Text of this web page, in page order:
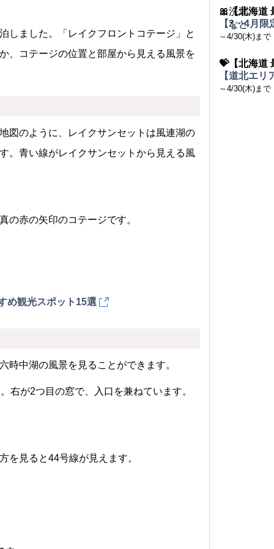
しました。「レイクフロントコテージ」と
、コテージの位置と部屋から見える風景を
図のように、レイクサンセットは風連湖の
。青い線がレイクサンセットから見える風
の赤の矢印のコテージです。
め観光スポット15選
時中湖の風景を見ることができます。
右が2つ目の窓で、入口を兼ねています。
を見ると44号線が見えます。
🎀【北海道
【3・4月
～4/30(木)まで
💝【北海道
【道北エ
～4/30(木)まで